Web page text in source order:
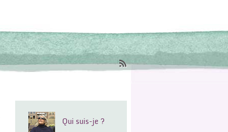
Qui suis-je ?